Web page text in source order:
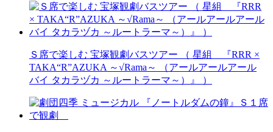
Ｓ席で楽しむ 宝塚観劇バスツアー （ 星組 『RRR ×
TAKA“R”AZUKA ～√Rama～ （アールアールアール
バイ タカラヅカ ～ルートラーマ～）』 ）